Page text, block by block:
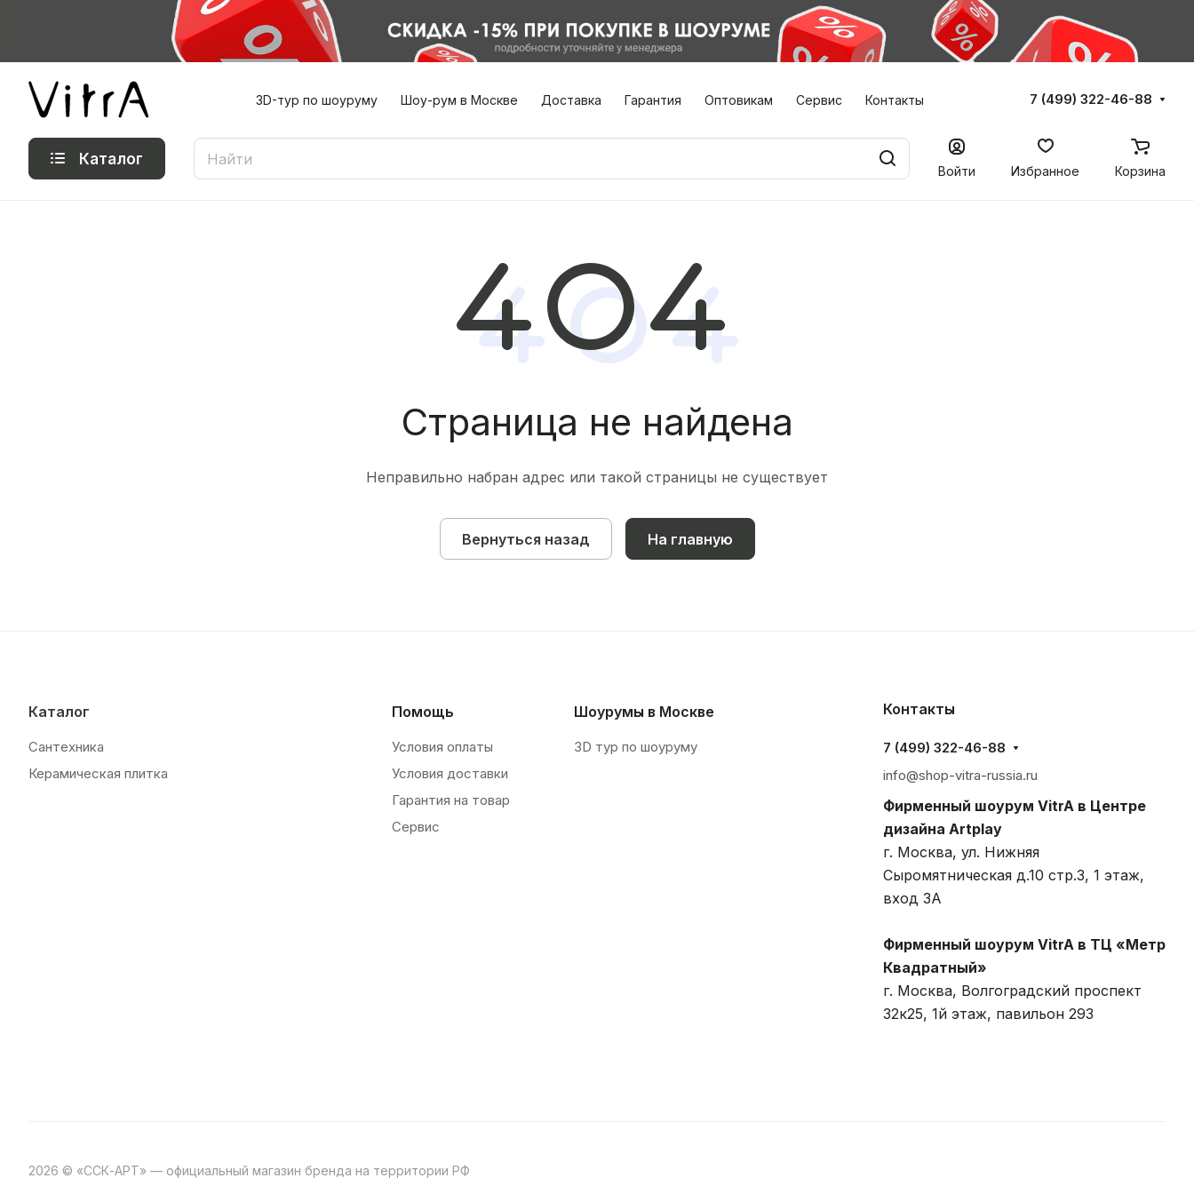
3D-тур по шоуруму Шоу-рум в Москве Доставка Гарантия Оптовикам Сервис Контакты 7 (499) 322-46-88
Каталог
Войти Избранное Корзина
Страница не найдена
Неправильно набран адрес или такой страницы не существует
Вернуться назад На главную
Каталог
Сантехника
Керамическая плитка
Помощь
Условия оплаты
Условия доставки
Гарантия на товар
Сервис
Шоурумы в Москве
3D тур по шоуруму
Контакты
7 (499) 322-46-88
info@shop-vitra-russia.ru
Фирменный шоурум VitrA в Центре
дизайна Artplay
г. Москва, ул. Нижняя
Сыромятническая д.10 стр.3, 1 этаж,
вход 3A
Фирменный шоурум VitrA в ТЦ «Метр
Квадратный»
г. Москва, Волгоградский проспект
32к25, 1й этаж, павильон 293
2026 © «ССК-АРТ» — официальный магазин бренда на территории РФ